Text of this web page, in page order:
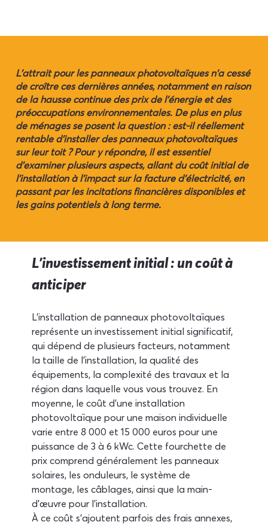
L'investissement initial : un coût à
anticiper
L'installation de panneaux photovoltaïques
représente un investissement initial significatif,
qui dépend de plusieurs facteurs, notamment
la taille de l'installation, la qualité des
équipements, la complexité des travaux et la
région dans laquelle vous vous trouvez. En
moyenne, le coût d'une installation
photovoltaïque pour une maison individuelle
varie entre 8 000 et 15 000 euros pour une
puissance de 3 à 6 kWc. Cette fourchette de
prix comprend généralement les panneaux
solaires, les onduleurs, le système de
montage, les câblages, ainsi que la main-
d'œuvre pour l'installation.
À ce coût s'ajoutent parfois des frais annexes,
L'attrait pour les panneaux photovoltaïques n'a cessé
de croître ces dernières années, notamment en raison
de la hausse continue des prix de l'énergie et des
préoccupations environnementales. De plus en plus
de ménages se posent la question : est-il réellement
rentable d'installer des panneaux photovoltaïques
sur leur toit ? Pour y répondre, il est essentiel
d'examiner plusieurs aspects, allant du coût initial de
l'installation à l'impact sur la facture d'électricité, en
passant par les incitations financières disponibles et
les gains potentiels à long terme.